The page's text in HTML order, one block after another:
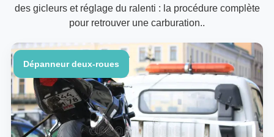
des gicleurs et réglage du ralenti : la procédure complète
pour retrouver une carburation..
Dépanneur deux-roues